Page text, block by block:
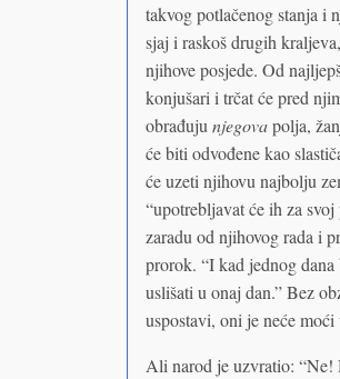
takvog potlačenog stanja i
sjaj i raskoš drugih
njihove posjede. Od
konjušari i trčat će pred
obrađuju njegovapolja,
će biti odvođene kao
će uzeti njihovu najbolju
“upotrebljavat će ih za
zaradu od njihovog rada i
prorok. “I kad jednog
uslišati u onaj dan.” Bez
uspostavi, oni je neće
Ali narod je uzvratio: “Ne!